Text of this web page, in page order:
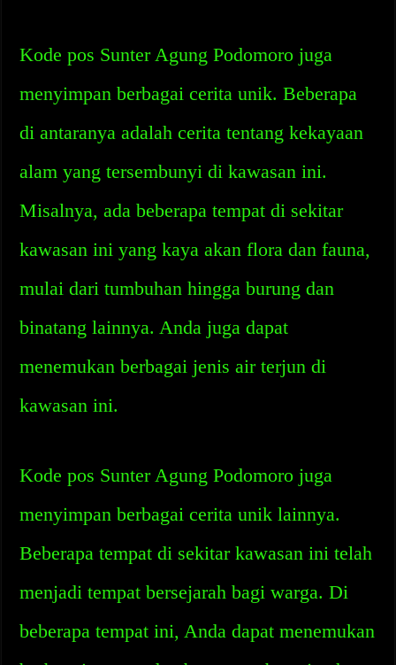
Kode pos Sunter Agung Podomoro juga
menyimpan berbagai cerita unik. Beberapa
di antaranya adalah cerita tentang kekayaan
alam yang tersembunyi di kawasan ini.
Misalnya, ada beberapa tempat di sekitar
kawasan ini yang kaya akan flora dan fauna,
mulai dari tumbuhan hingga burung dan
binatang lainnya. Anda juga dapat
menemukan berbagai jenis air terjun di
kawasan ini.
Kode pos Sunter Agung Podomoro juga
menyimpan berbagai cerita unik lainnya.
Beberapa tempat di sekitar kawasan ini telah
menjadi tempat bersejarah bagi warga. Di
beberapa tempat ini, Anda dapat menemukan